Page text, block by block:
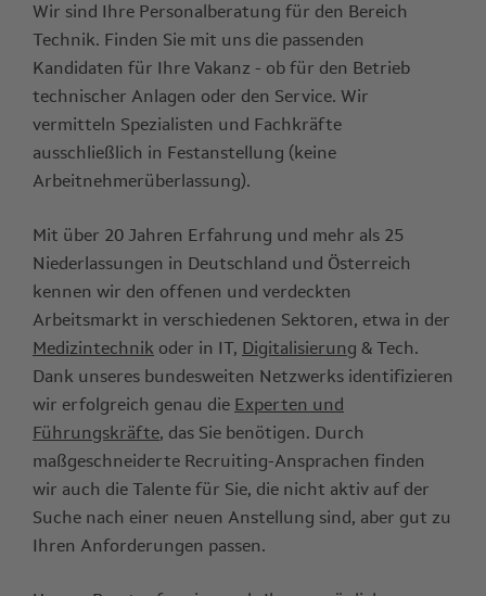
Wir sind Ihre Personalberatung für den Bereich
Technik. Finden Sie mit uns die passenden
Kandidaten für Ihre Vakanz - ob für den Betrieb
technischer Anlagen oder den Service. Wir
vermitteln Spezialisten und Fachkräfte
ausschließlich in Festanstellung (keine
Arbeitnehmerüberlassung).
Mit über 20 Jahren Erfahrung und mehr als 25
Niederlassungen in Deutschland und Österreich
kennen wir den offenen und verdeckten
Arbeitsmarkt in verschiedenen Sektoren, etwa in der
Medizintechnik oder in IT, Digitalisierung & Tech.
Dank unseres bundesweiten Netzwerks identifizieren
wir erfolgreich genau die Experten und
Führungskräfte, das Sie benötigen. Durch
maßgeschneiderte Recruiting-Ansprachen finden
wir auch die Talente für Sie, die nicht aktiv auf der
Suche nach einer neuen Anstellung sind, aber gut zu
Ihren Anforderungen passen.